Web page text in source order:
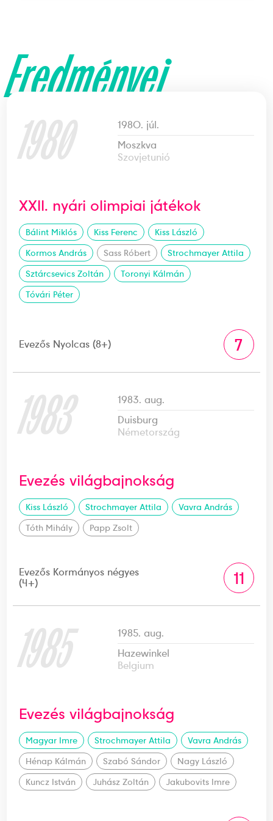
Eredményei
1980
1980. júl.
Moszkva
Szovjetunió
XXII. nyári olimpiai játékok
Bálint Miklós Kiss Ferenc
Kiss László
Kormos András
Sass Róbert
Strochmayer Attila
Sztárcsevics Zoltán
Toronyi Kálmán
Tóvári Péter
Evezős Nyolcas (8+) 7
1983
1983. aug.
Duisburg
Németország
Evezés világbajnokság
Kiss László Strochmayer Attila
Vavra András
Tóth Mihály
Papp Zsolt
Evezős Kormányos négyes
(4+)
11
1985
1985. aug.
Hazewinkel
Belgium
Evezés világbajnokság
Magyar Imre Strochmayer Attila
Vavra András
Hénap Kálmán
Szabó Sándor
Nagy László
Kuncz István
Juhász Zoltán Jakubovits Imre